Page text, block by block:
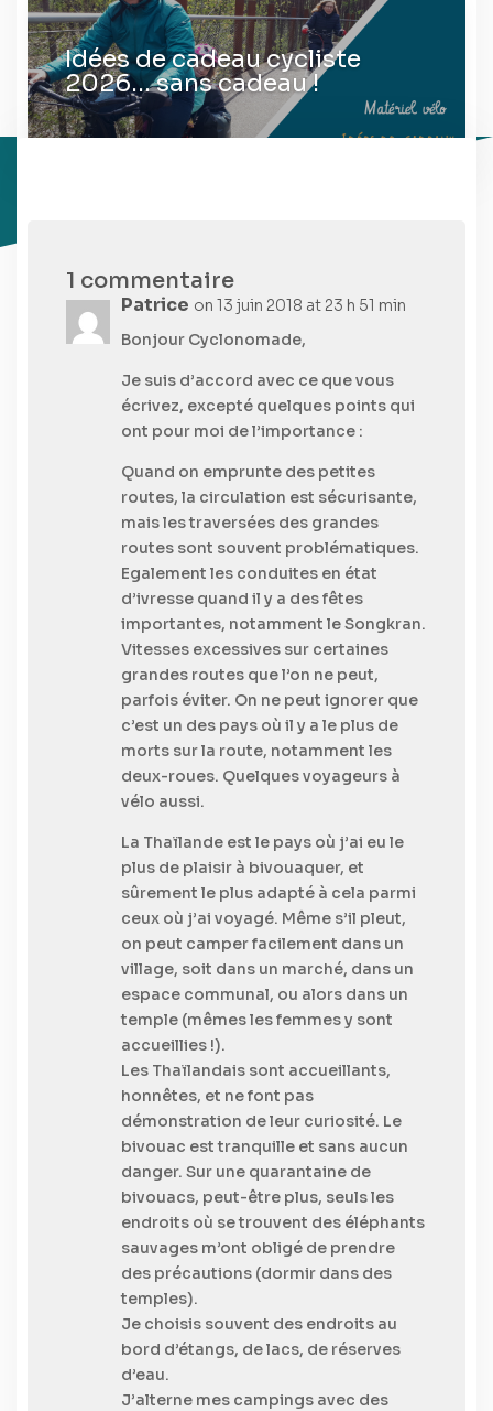
Idées de cadeau cycliste
2026… sans cadeau !
1 commentaire
Patrice on 13 juin 2018 at 23 h 51 min
Bonjour Cyclonomade,
Je suis d’accord avec ce que vous
écrivez, excepté quelques points qui
ont pour moi de l’importance :
Quand on emprunte des petites
routes, la circulation est sécurisante,
mais les traversées des grandes
routes sont souvent problématiques.
Egalement les conduites en état
d’ivresse quand il y a des fêtes
importantes, notamment le Songkran.
Vitesses excessives sur certaines
grandes routes que l’on ne peut,
parfois éviter. On ne peut ignorer que
c’est un des pays où il y a le plus de
morts sur la route, notamment les
deux-roues. Quelques voyageurs à
vélo aussi.
La Thaïlande est le pays où j’ai eu le
plus de plaisir à bivouaquer, et
sûrement le plus adapté à cela parmi
ceux où j’ai voyagé. Même s’il pleut,
on peut camper facilement dans un
village, soit dans un marché, dans un
espace communal, ou alors dans un
temple (mêmes les femmes y sont
accueillies !).
Les Thaïlandais sont accueillants,
honnêtes, et ne font pas
démonstration de leur curiosité. Le
bivouac est tranquille et sans aucun
danger. Sur une quarantaine de
bivouacs, peut-être plus, seuls les
endroits où se trouvent des éléphants
sauvages m’ont obligé de prendre
des précautions (dormir dans des
temples).
Je choisis souvent des endroits au
bord d’étangs, de lacs, de réserves
d’eau.
J’alterne mes campings avec des